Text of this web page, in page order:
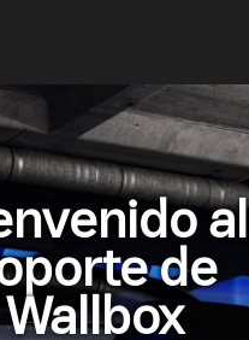
al
de
Wallbox